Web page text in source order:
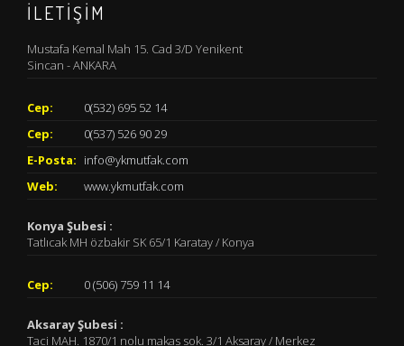
İLETİŞİM
Mustafa Kemal Mah 15. Cad 3/D Yenikent
Sincan - ANKARA
Cep:
0(532) 695 52 14
Cep:
0(537) 526 90 29
E-Posta: info@ykmutfak.com
Web:
www.ykmutfak.com
Konya Şubesi :
Tatlıcak MH özbakir SK 65/1 Karatay / Konya
Cep: 0 (506) 759 11 14
Aksaray Şubesi :
Taci MAH. 1870/1 nolu makas sok. 3/1 Aksaray / Merkez